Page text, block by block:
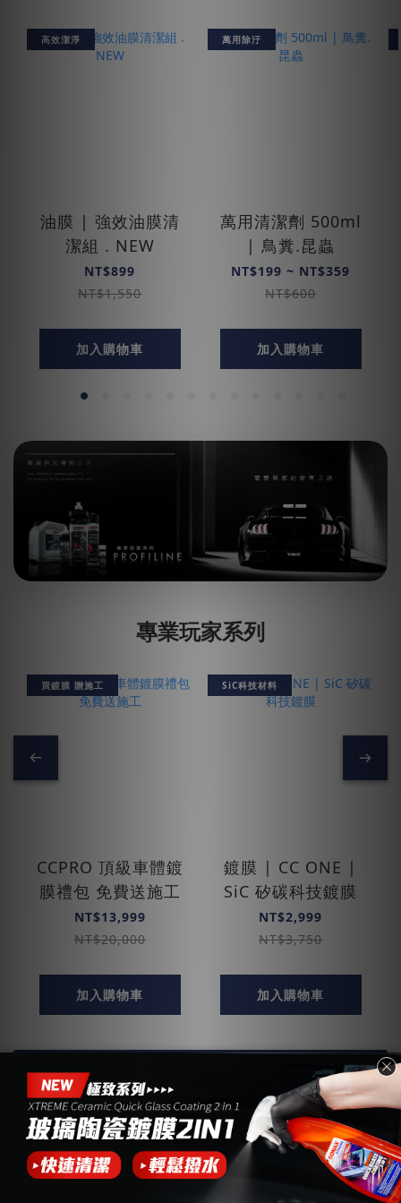
高效潔淨
油膜 | 強效油膜清
潔組 . NEW
NT$899
NT$1,550
加入購物車
萬用除汙
萬用清潔劑 500ml
| 鳥糞.昆蟲
NT$199 ~ NT$359
NT$600
加入購物車
專業玩家系列
買鍍膜 贈施工
CCPRO 頂級車體鍍
膜禮包 免費送施工
NT$13,999
NT$20,000
加入購物車
SiC科技材料
鍍膜 | CC ONE |
SiC 矽碳科技鍍膜
NT$2,999
NT$3,750
加入購物車